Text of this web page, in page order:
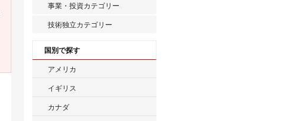
事業・投資カテゴリー
技術独立カテゴリー
国別で探す
アメリカ
イギリス
カナダ